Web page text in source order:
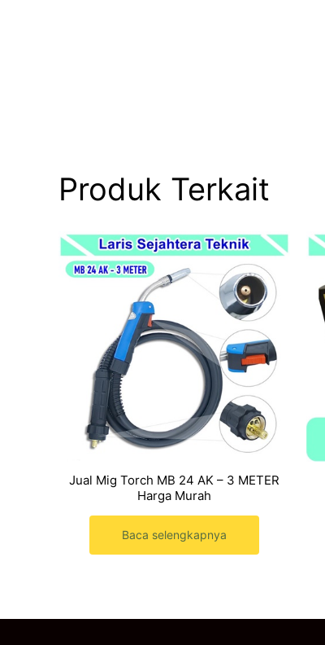
Produk Terkait
Jual Mig Torch MB 24 AK – 3 METER
Harga Murah
Baca selengkapnya